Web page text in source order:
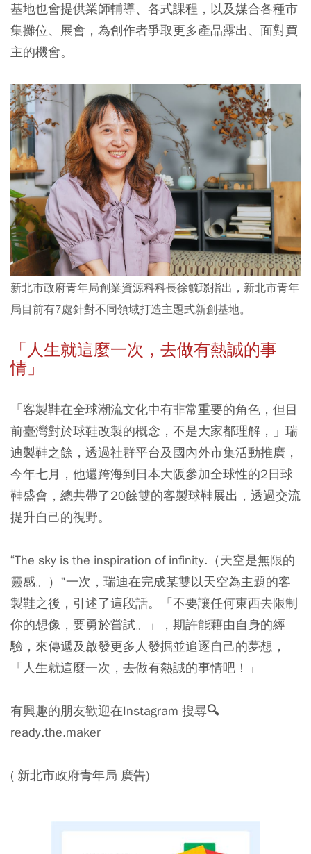
基地也會提供業師輔導、各式課程，以及媒合各種市
集攤位、展會，為創作者爭取更多產品露出、面對買
主的機會。
新北市政府青年局創業資源科科長徐毓璟指出，新北市青年
局目前有7處針對不同領域打造主題式新創基地。
「人生就這麼一次，去做有熱誠的事
情」
「客製鞋在全球潮流文化中有非常重要的角色，但目
前臺灣對於球鞋改製的概念，不是大家都理解，」瑞
迪製鞋之餘，透過社群平台及國內外市集活動推廣，
今年七月，他還跨海到日本大阪參加全球性的2日球
鞋盛會，總共帶了20餘雙的客製球鞋展出，透過交流
提升自己的視野。
“The sky is the inspiration of infinity.（天空是無限的
靈感。）"一次，瑞迪在完成某雙以天空為主題的客
製鞋之後，引述了這段話。「不要讓任何東西去限制
你的想像，要勇於嘗試。」，期許能藉由自身的經
驗，來傳遞及啟發更多人發掘並追逐自己的夢想，
「人生就這麼一次，去做有熱誠的事情吧！」
有興趣的朋友歡迎在Instagram 搜尋🔍
ready.the.maker
( 新北市政府青年局 廣告)